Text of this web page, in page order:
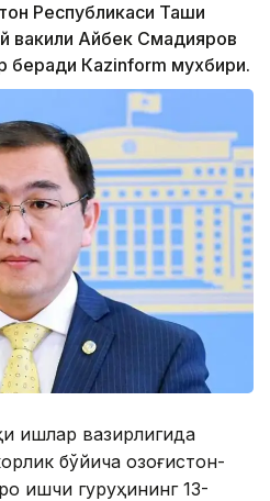
Республикаси Ташқи
вакили Айбек Смадияров
беради Кazinform мухбири.
ишлар вазирлигида
бўйича Қозоғистон-
ишчи гуруҳининг 13-